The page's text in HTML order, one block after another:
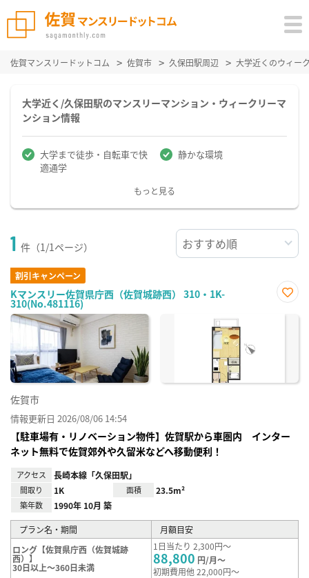
佐賀マンスリードットコム 佐賀市 久保田駅周辺 大学近くのウィー
大学近く/久保田駅のマンスリーマンション・ウィークリーマ
ンション情報
大学まで徒歩・自転車で快
適通学
静かな環境
もっと見る
1 件（1/1ページ）
割引キャンペーン
Kマンスリー佐賀県庁西（佐賀城跡西） 310・1K-
310(No.481116)
に入
佐賀市
情報更新日 2026/08/06 14:54
【駐車場有・リノベーション物件】佐賀駅から車圏内 インター
ネット無料で佐賀郊外や久留米などへ移動便利！
アクセス 長崎本線「久保田駅」
間取り 1K 面積 23.5m²
築年数 1990年 10月 築
プラン名・期間
月額目安
ロング【佐賀県庁西（佐賀城跡
西）】
30日以上～360日未満
1日当たり 2,300円～
88,800 円/月～
初期費用他 22,000円～